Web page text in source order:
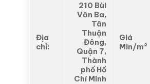
Địa
chỉ:
210 Bùi
Văn Ba,
Tân
Thuận
Đông,
Quận 7,
Thành
phố Hồ
Chí Minh
Giá
Min/m²